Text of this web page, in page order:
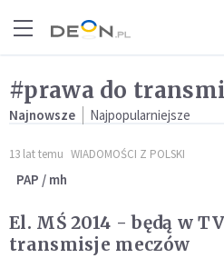
#prawa do
Najnowsze Najpopularniejsze
13 lat temu WIADOMOŚCI Z POLSKI
PAP / mh
El. MŚ 2014 - będą w
transmisje meczów